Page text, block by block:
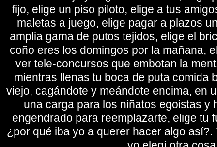
fijo, elige un piso piloto, elige a tus
maletas a juego, elige pagar a plazos
amplia gama de putos tejidos, elige el
coño eres los domingos por la mañana,
ver tele-concursos que embotan la
mientras llenas tu boca de puta comida
viejo, cagándote y meándote encima, en
una carga para los niñatos egoistas y
engendrado para reemplazarte, elige tu
¿por qué iba yo a querer hacer algo así?.